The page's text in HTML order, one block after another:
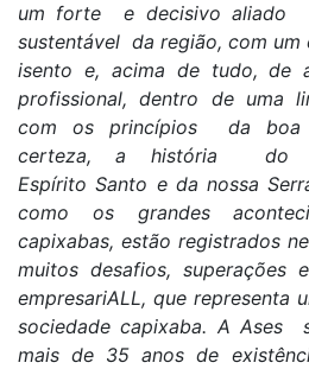
um forte e decisivo aliado
sustentável da região, com
isento e, acima de tudo, de
profissional, dentro de uma
com os princípios da boa
certeza, a história do
Espírito Santo e da nossa
como os grandes
capixabas, estão registrados
muitos desafios, superações
empresariALL, que representa
sociedade capixaba. A Ases
mais de 35 anos de